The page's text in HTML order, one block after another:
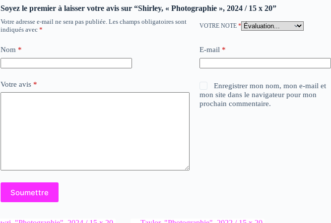
Soyez le premier à laisser votre avis sur “Shirley, « Photographie », 2024 / 15 x 20”
Votre adresse e-mail ne sera pas publiée. Les champs obligatoires sont
indiqués avec *
VOTRE NOTE *
Nom * E-mail *
Votre avis *
Enregistrer mon nom, mon e-mail et
mon site dans le navigateur pour mon
prochain commentaire.
Soumettre